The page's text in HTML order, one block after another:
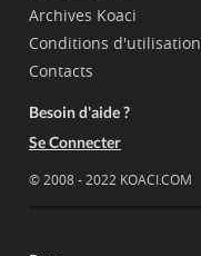
Archives Koaci
Conditions d'utilisation
Contacts
Besoin d'aide ?
Se Connecter
© 2008 - 2022 KOACI.COM